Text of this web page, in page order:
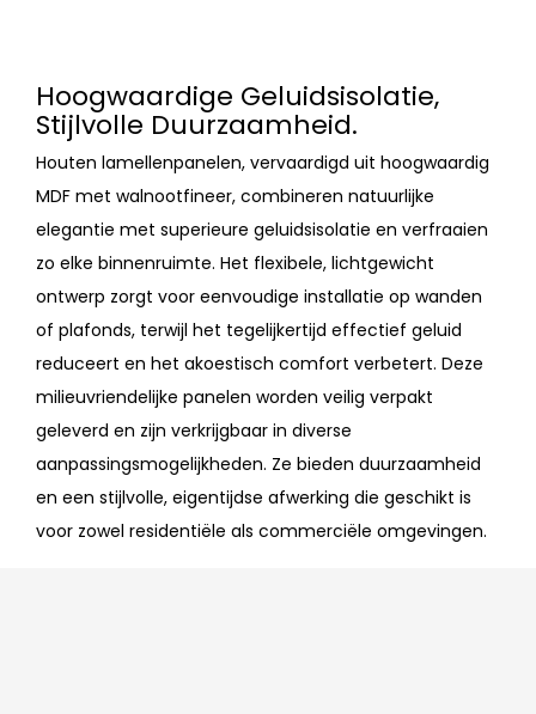
Hoogwaardige Geluidsisolatie,
Stijlvolle Duurzaamheid.
Houten lamellenpanelen, vervaardigd uit hoogwaardig
MDF met walnootfineer, combineren natuurlijke
elegantie met superieure geluidsisolatie en verfraaien
zo elke binnenruimte. Het flexibele, lichtgewicht
ontwerp zorgt voor eenvoudige installatie op wanden
of plafonds, terwijl het tegelijkertijd effectief geluid
reduceert en het akoestisch comfort verbetert. Deze
milieuvriendelijke panelen worden veilig verpakt
geleverd en zijn verkrijgbaar in diverse
aanpassingsmogelijkheden. Ze bieden duurzaamheid
en een stijlvolle, eigentijdse afwerking die geschikt is
voor zowel residentiële als commerciële omgevingen.